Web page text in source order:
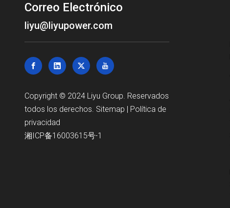
Correo Electrónico
liyu@liyupower.com
Copyright © 2024 Liyu Group. Reservados
todos los derechos. Sitemap
Política de
privacidad
湘ICP备16003615号-1